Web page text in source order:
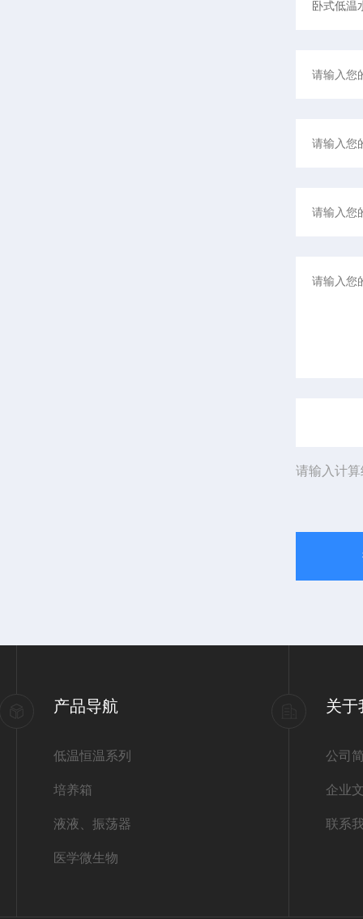
请输入计
产品导航
低温恒温系列
培养箱
液液、振荡器
医学微生物
关于
公司
企业
联系